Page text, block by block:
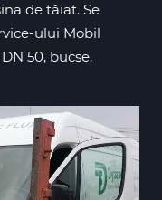
de tăiat. Se
ului Mobil
50, bucse,